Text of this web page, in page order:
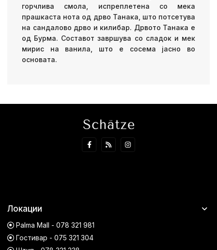
горчлива смола, испреплетена со мека
прашкаста нота од дрво Танака, што потсетува
на сандалово дрво и килибар. Дрвото Танака е
од Бурма. Составот завршува со сладок и мек
мирис на ванила, што е сосема јасно во
основата.
Локации
Palma Mall - 078 321 981
Гостивар - 075 321 304